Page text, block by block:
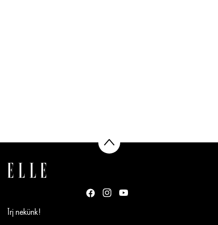
Írj nekünk!